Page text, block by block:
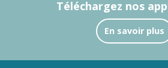
Téléchargez nos
En savoir plus